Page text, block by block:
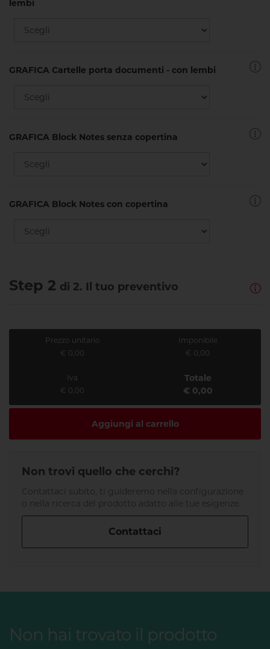
lembi
GRAFICA Cartelle porta documenti - con lembi
GRAFICA Block Notes senza copertina
GRAFICA Block Notes con copertina
Step 2 di 2. Il tuo preventivo
Prezzo unitario
€ 0,00
Imponibile
€ 0,00
Iva
€ 0,00
Totale
€ 0,00
Aggiungi al carrello
Non trovi quello che cerchi?
Contattaci subito, ti guideremo nella configurazione
o nella ricerca del prodotto adatto alle tue esigenze.
Contattaci
Non hai trovato il prodotto